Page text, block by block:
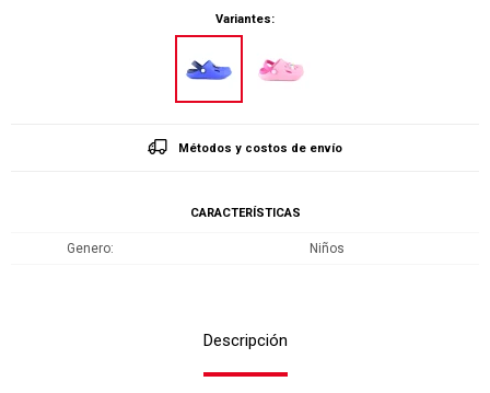
Variantes:
Métodos y costos de envío
CARACTERÍSTICAS
Genero Niños
Descripción